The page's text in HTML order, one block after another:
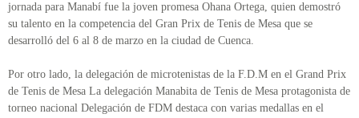
jornada para Manabí fue la joven promesa Ohana Ortega, quien demostró
su talento en la competencia del Gran Prix de Tenis de Mesa que se
desarrolló del 6 al 8 de marzo en la ciudad de Cuenca.
Por otro lado, la delegación de microtenistas de la F.D.M en el Grand Prix
de Tenis de Mesa La delegación Manabita de Tenis de Mesa protagonista de
torneo nacional Delegación de FDM destaca con varias medallas en el